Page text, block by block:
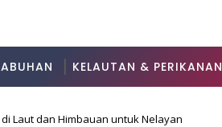
KELAUTAN & PERIKANAN
Laut dan Himbauan untuk Nelayan